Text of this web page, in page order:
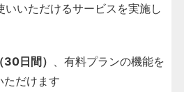
いいただけるサービスを実施し
日間）
、有料プランの機能を
ただけます